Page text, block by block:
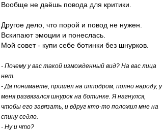
Вообще не даёшь повода для критики.
Другое дело, что порой и повод не нужен.
Вскипают эмоции и понеслась.
Мой совет - купи себе ботинки без шнурков.
- Почему у вас такой изможденный вид? На вас лица
нет.
- Да понимаете, пришел на ипподром, полно народу, у
меня развязался шнурок на ботинке. Я нагнулся,
чтобы его завязать, и вдруг кто-то положил мне на
спину седло.
- Ну и что?